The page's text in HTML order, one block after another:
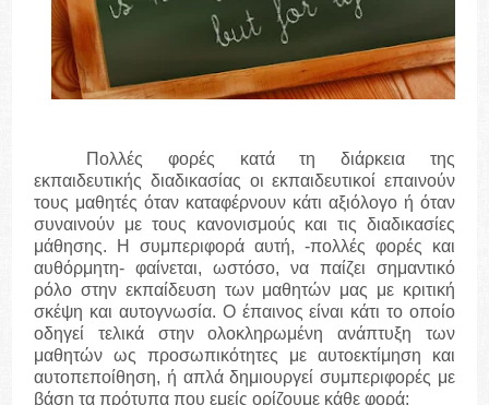
Πολλές φορές κατά τη διάρκεια της
εκπαιδευτικής διαδικασίας οι εκπαιδευτικοί επαινούν
τους μαθητές όταν καταφέρνουν κάτι αξιόλογο ή όταν
συναινούν με τους κανονισμούς και τις διαδικασίες
μάθησης. Η συμπεριφορά αυτή, -πολλές φορές και
αυθόρμητη- φαίνεται, ωστόσο, να παίζει σημαντικό
ρόλο στην εκπαίδευση των μαθητών μας με κριτική
σκέψη και αυτογνωσία. Ο έπαινος είναι κάτι το οποίο
οδηγεί τελικά στην ολοκληρωμένη ανάπτυξη των
μαθητών ως προσωπικότητες με αυτοεκτίμηση και
αυτοπεποίθηση, ή απλά δημιουργεί συμπεριφορές με
βάση τα πρότυπα που εμείς ορίζουμε κάθε φορά;